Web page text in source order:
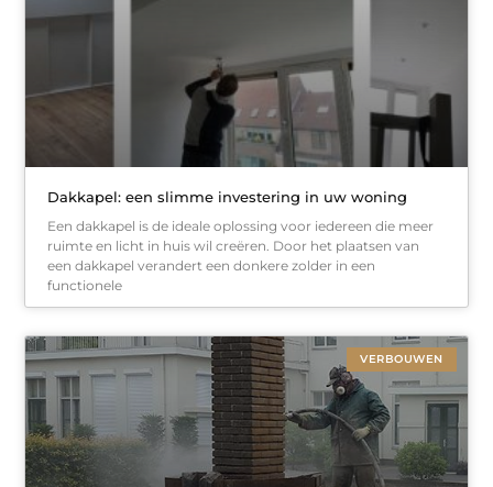
Dakkapel: een slimme investering in uw woning
Een dakkapel is de ideale oplossing voor iedereen die meer
ruimte en licht in huis wil creëren. Door het plaatsen van
een dakkapel verandert een donkere zolder in een
functionele
VERBOUWEN